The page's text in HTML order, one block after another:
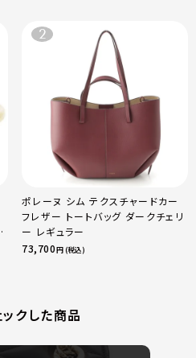
ポレーヌ シム テクスチャードカー
フレザー トートバッグ ダークチェリ
ー レギュラー
73,700円 (税込)
クした商品